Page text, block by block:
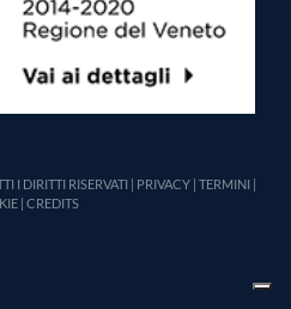
I DIRITTI RISERVATI | PRIVACY| TERMINI|
| CREDITS